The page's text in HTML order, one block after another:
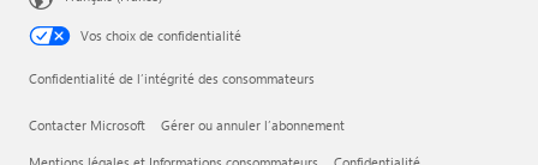
Vos choix de confidentialité
Confidentialité de l’intégrité des consommateurs
Contacter Microsoft Gérer ou annuler l’abonnement